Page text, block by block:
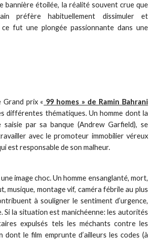
bannière étoilée, la réalité souvent crue que
préfère habituellement dissimuler et
ce fut une plongée passionnante dans une
Grand prix « 99 homes » de Ramin Bahrani
différentes thématiques. Un homme dont la
saisie par sa banque (Andrew Garfield), se
avec le promoteur immobilier véreux
est responsable de son malheur.
image choc. Un homme ensanglanté, mort,
musique, montage vif, caméra fébrile au plus
à souligner le sentiment d’urgence,
Si la situation est manichéenne: les autorités
expulsés tels les méchants contre les
dont le film emprunte d’ailleurs les codes (à